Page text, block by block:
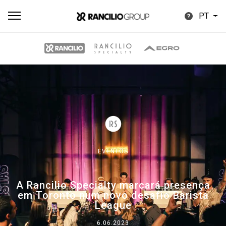
PT
EVENTOS
A Rancilio Specialty marcará presença
em Toronto num novo desafio Barista
League
6.06.2023
Produtos Descarregar
Our brands
Group